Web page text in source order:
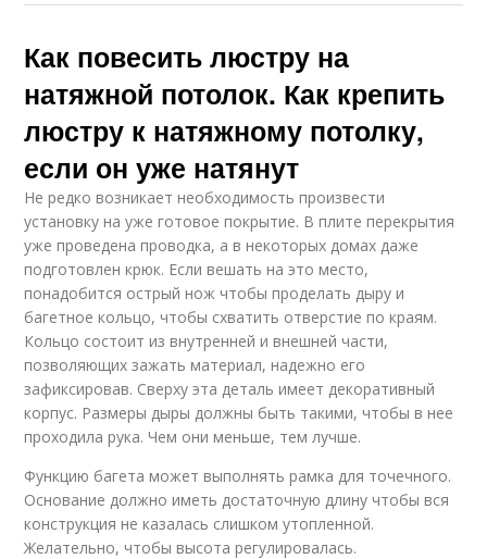
Как повесить люстру на
натяжной потолок. Как крепить
люстру к натяжному потолку,
если он уже натянут
Не редко возникает необходимость произвести
установку на уже готовое покрытие. В плите перекрытия
уже проведена проводка, а в некоторых домах даже
подготовлен крюк. Если вешать на это место,
понадобится острый нож чтобы проделать дыру и
багетное кольцо, чтобы схватить отверстие по краям.
Кольцо состоит из внутренней и внешней части,
позволяющих зажать материал, надежно его
зафиксировав. Сверху эта деталь имеет декоративный
корпус. Размеры дыры должны быть такими, чтобы в нее
проходила рука. Чем они меньше, тем лучше.
Функцию багета может выполнять рамка для точечного.
Основание должно иметь достаточную длину чтобы вся
конструкция не казалась слишком утопленной.
Желательно, чтобы высота регулировалась.